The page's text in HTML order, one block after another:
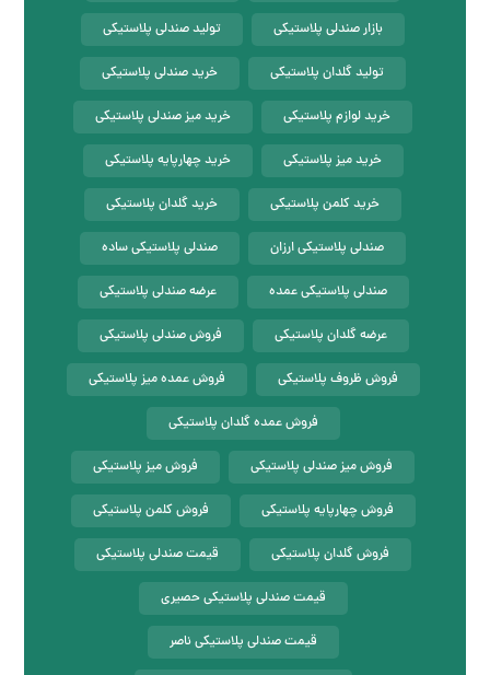
بازار صندلی پلاستیکی تولید صندلی پلاستیکی
تولید گلدان پلاستیکی خرید صندلی پلاستیکی
خرید لوازم پلاستیکی خرید میز صندلی پلاستیکی
خرید میز پلاستیکی خرید چهارپایه پلاستیکی
خرید کلمن پلاستیکی خرید گلدان پلاستیکی
صندلی پلاستیکی ارزان صندلی پلاستیکی ساده
صندلی پلاستیکی عمده عرضه صندلی پلاستیکی
عرضه گلدان پلاستیکی فروش صندلی پلاستیکی
فروش ظروف پلاستیکی فروش عمده میز پلاستیکی
فروش عمده گلدان پلاستیکی
فروش میز صندلی پلاستیکی فروش میز پلاستیکی
فروش چهارپایه پلاستیکی فروش کلمن پلاستیکی
فروش گلدان پلاستیکی قیمت صندلی پلاستیکی
قیمت صندلی پلاستیکی حصیری
قیمت صندلی پلاستیکی ناصر